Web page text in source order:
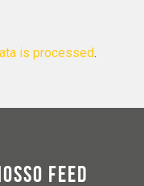
is processed.
FEED